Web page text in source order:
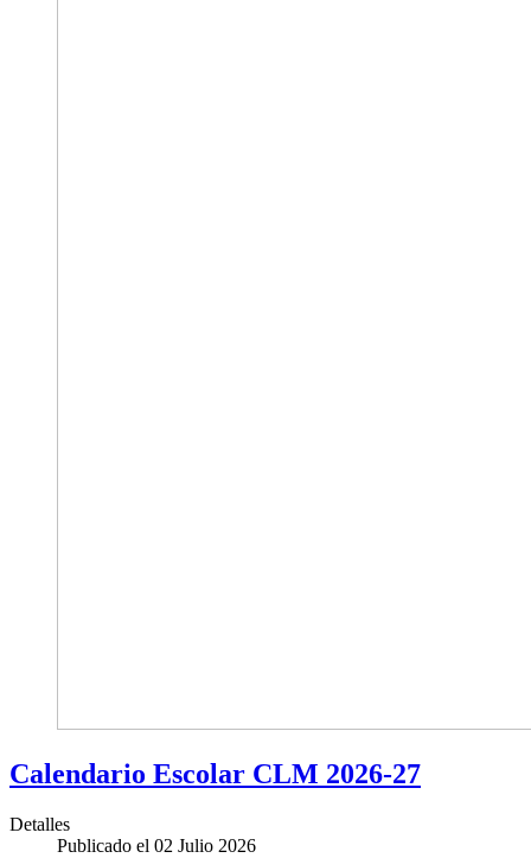
Calendario Escolar CLM 2026-27
Detalles
Publicado el 02 Julio 2026